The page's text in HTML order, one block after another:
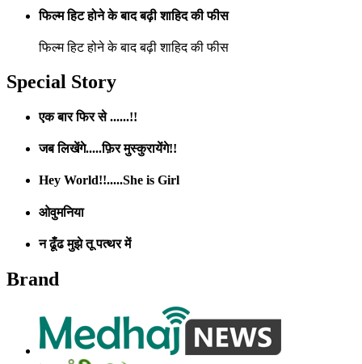
फिल्म हिट होने के बाद बढ़ी शाहिद की फीस
फिल्म हिट होने के बाद बढ़ी शाहिद की फीस
Special Story
एक बार फिर से ......!!
जब लिखेंगे.....फ़िर मुस्कुरायेंगे!!
Hey World!!.....She is Girl
ओवुमनिया
न ढूँढ मुझे तू पत्थर में
Brand